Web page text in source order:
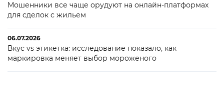
Мошенники все чаще орудуют на онлайн-платформах
для сделок с жильем
06.07.2026
Вкус vs этикетка: исследование показало, как
маркировка меняет выбор мороженого